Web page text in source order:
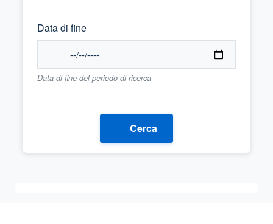
Data di fine
Data di fine del periodo di ricerca
Cerca